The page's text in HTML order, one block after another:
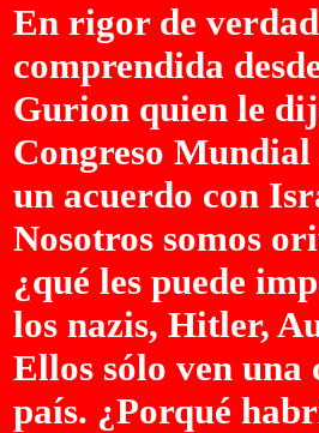
En rigor de
comprendida
Gurion quien le
Congreso
un acuerdo con
Nosotros somos
¿qué les puede
los nazis, Hitler,
Ellos sólo ven una
país. ¿Porqué